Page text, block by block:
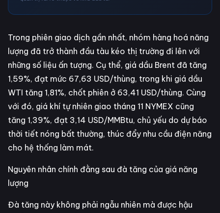
Trong phiên giao dịch gần nhất, nhóm hàng hoá năng
lượng đã trở thành đầu tàu kéo thị trường đi lên với
những số liệu ấn tượng. Cụ thể, giá dầu Brent đã tăng
1,59%, đạt mức 67,63 USD/thùng, trong khi giá dầu
WTI tăng 1,81%, chốt phiên ở 63,41 USD/thùng. Cùng
với đó, giá khí tự nhiên giao tháng 11 NYMEX cũng
tăng 1,39%, đạt 3,14 USD/MMBtu, chủ yếu do dự báo
thời tiết nóng bất thường, thúc đẩy nhu cầu điện năng
cho hệ thống làm mát.
Nguyên nhân chính đằng sau đà tăng của giá năng
lượng
Đà tăng này không phải ngẫu nhiên mà được hậu